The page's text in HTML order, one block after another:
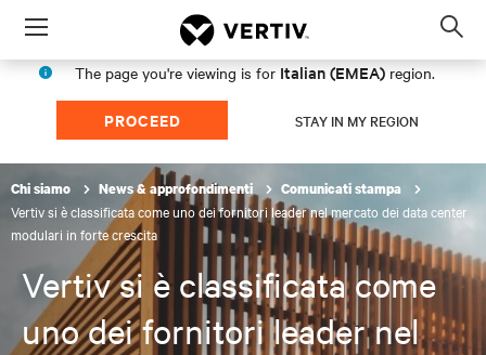
Menu
The page you're viewing is for Italian (EMEA) region.
PROCEED STAY IN MY REGION
Chi siamo News & approfondimenti Comunicati stampa
Vertiv si è classificata come uno dei fornitori leader nel mercato dei data center
modulari in forte crescita
Vertiv si è classificata come
uno dei fornitori leader nel